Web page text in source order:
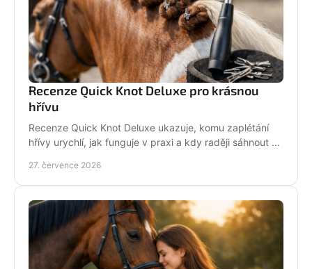
Recenze Quick Knot Deluxe pro krásnou
hřívu
Recenze Quick Knot Deluxe ukazuje, komu zaplétání
hřívy urychlí, jak funguje v praxi a kdy raději sáhnout po
27. července 2026